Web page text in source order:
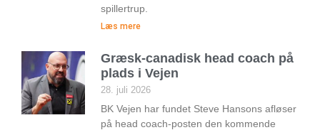
spillertrup.
Læs mere
Græsk-canadisk head coach på
plads i Vejen
28. juli 2026
BK Vejen har fundet Steve Hansons afløser
på head coach-posten den kommende